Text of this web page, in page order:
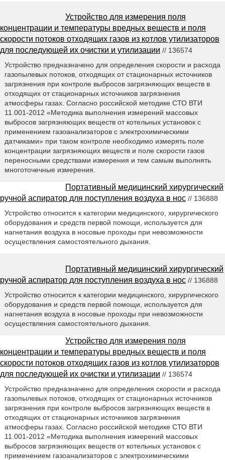
Устройство для измерения поля
концентрации и температуры вредных веществ и поля
скорости потоков отходящих газов из котлов утилизаторов
для последующей их очистки и утилизации // 136574
Устройство предназначено для определения скорости и расхода
газопылевых потоков, отходящих от стационарных источников
загрязнения при контроле выбросов загрязняющих веществ в
отходящих от стационарных источников загрязнения
атмосферы газах. Согласно российской методике СТО ВТИ
11.001-2012 «Методика выполнения измерений массовых
выбросов загрязняющих веществ от котельных установок с
применением газоанализаторов с электрохимическими
датчиками» при таком контроле необходимо измерять поле
концентрации загрязняющих веществ и поле скорости газов
переносными средствами измерения и тем самым выполнять
многоточечные измерения.
Портативный медицинский хирургический
ручной аспиратор для поступления воздуха в нос // 136888
Устройство относится к категории медицинского, хирургического
оборудования и средств первой помощи, используется для
нагнетания воздуха в носовые проходы при невозможности
осуществления самостоятельного дыхания.
Портативный медицинский хирургический
ручной аспиратор для поступления воздуха в нос // 136888
Устройство относится к категории медицинского, хирургического
оборудования и средств первой помощи, используется для
нагнетания воздуха в носовые проходы при невозможности
осуществления самостоятельного дыхания.
Устройство для измерения поля
концентрации и температуры вредных веществ и поля
скорости потоков отходящих газов из котлов утилизаторов
для последующей их очистки и утилизации // 136574
Устройство предназначено для определения скорости и расхода
газопылевых потоков, отходящих от стационарных источников
загрязнения при контроле выбросов загрязняющих веществ в
отходящих от стационарных источников загрязнения
атмосферы газах. Согласно российской методике СТО ВТИ
11.001-2012 «Методика выполнения измерений массовых
выбросов загрязняющих веществ от котельных установок с
применением газоанализаторов с электрохимическими